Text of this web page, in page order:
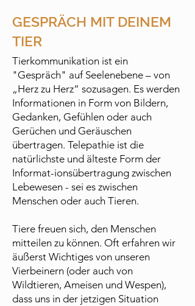
GESPRÄCH MIT DEINEM
TIER
Tierkommunikation ist ein
"Gespräch" auf Seelenebene – von
„Herz zu Herz“ sozusagen. Es werden
Informationen in Form von Bildern,
Gedanken, Gefühlen oder auch
Gerüchen und Geräuschen
übertragen. Telepathie ist die
natürlichste und älteste Form der
Informat-ionsübertragung zwischen
Lebewesen - sei es zwischen
Menschen oder auch Tieren.
Tiere freuen sich, den Menschen
mitteilen zu können. Oft erfahren wir
äußerst Wichtiges von unseren
Vierbeinern (oder auch von
Wildtieren, Ameisen und Wespen),
dass uns in der jetzigen Situation